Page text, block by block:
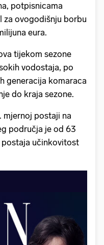
potpisnicama
za ovogodišnju borbu
eura.
tijekom sezone
vodostaja, po
generacija komaraca
do kraja sezone.
mjernoj postaji na
područja je od 63
učinkovitost